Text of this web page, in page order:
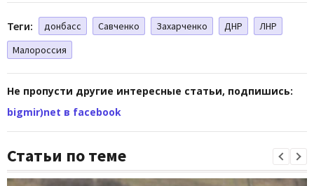
Теги: донбасс Савченко Захарченко ДНР
ЛНР
Малороссия
Не пропусти другие интересные статьи, подпишись:
bigmir)net в facebook
Статьи по теме